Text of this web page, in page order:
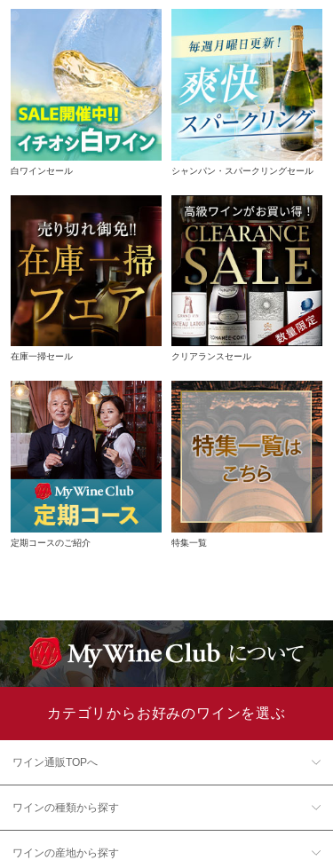
白ワインセール シャンパン・スパークリングセール
在庫一掃セール クリアランスセール
定期コースのご紹介 特集一覧
カテゴリからお好みのワインを選ぶ
ワイン通販TOPへ
ワインの種類から探す
ワインの産地から探す